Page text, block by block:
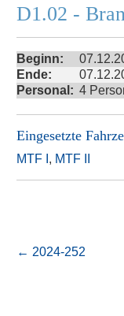
D1.02 -
Beginn:
Ende:
Personal: 4
Eingesetzte
MTF I , MTF II
← 2024-252